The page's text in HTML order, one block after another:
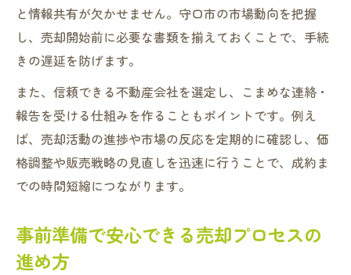
と情報共有が欠かせません。守口市の市場動向を把握
し、売却開始前に必要な書類を揃えておくことで、手続
きの遅延を防げます。
また、信頼できる不動産会社を選定し、こまめな連絡・
報告を受ける仕組みを作ることもポイントです。例え
ば、売却活動の進捗や市場の反応を定期的に確認し、価
格調整や販売戦略の見直しを迅速に行うことで、成約ま
での時間短縮につながります。
事前準備で安心できる売却プロセスの
進め方